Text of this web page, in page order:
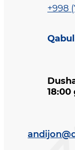
+998
18:00